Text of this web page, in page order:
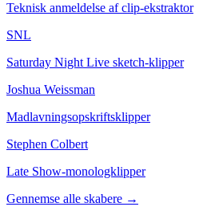
Teknisk anmeldelse af clip-ekstraktor
SNL
Saturday Night Live sketch-klipper
Joshua Weissman
Madlavningsopskriftsklipper
Stephen Colbert
Late Show-monologklipper
Gennemse alle skabere →